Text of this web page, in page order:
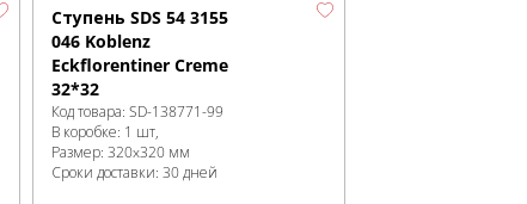
Ступень SDS 54 3155
046 Koblenz
Eckflorentiner Creme
32*32
Код товара: SD-138771-99
В коробке: 1 шт,
Размер: 320x320 мм
Сроки доставки: 30 дней